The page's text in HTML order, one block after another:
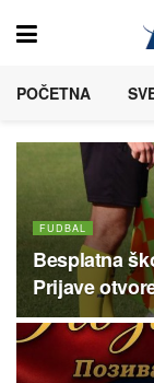
POČETNA
FUDBAL
Besplatna
Prijave